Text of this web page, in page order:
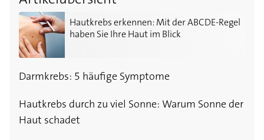
Hautkrebs erkennen: Mit der ABCDE-Regel
haben Sie Ihre Haut im Blick
Hautkrebs erkennen: Mit der ABCDE-Regel haben
Darmkrebs: 5 häufige Symptome
Hautkrebs durch zu viel Sonne: Warum Sonne der
Haut schadet